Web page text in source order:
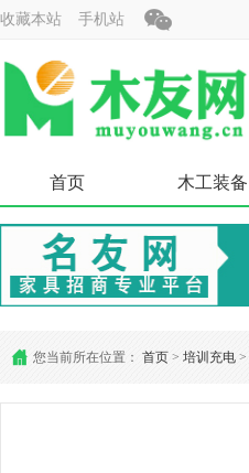
收藏本站 手机站
首页 木工装备
您当前所在位置： 首页 > 培训充电 >